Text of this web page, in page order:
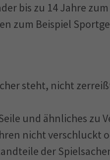
bis zu 14 Jahre
zum Beispiel
steht, nicht
und ähnliches zu
nicht verschluckt
der